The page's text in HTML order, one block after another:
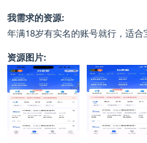
我需求的资源:
年满18岁有实名的账号就行，适
资源图片: